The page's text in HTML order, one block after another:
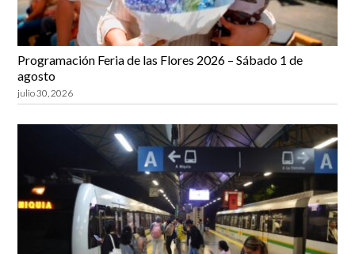
Programación Feria de las Flores 2026 – Sábado 1 de
agosto
julio 30, 2026